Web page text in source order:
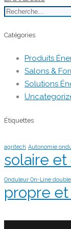
Rechercher :
Catégories
Produits
Salons &
Solutions
Étiquettes
agritech Autonomie
solaire
Onduleur On-Line
propre